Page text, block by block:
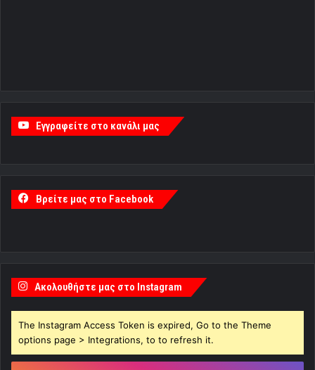
Εγγραφείτε στο κανάλι μας
Βρείτε μας στο Facebook
Ακολουθήστε μας στο Instagram
The Instagram Access Token is expired, Go to the Theme
options page > Integrations, to to refresh it.